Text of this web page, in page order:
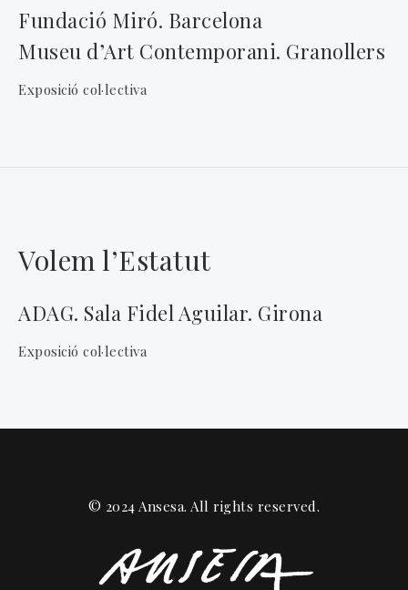
Fundació Miró. Barcelona
Museu d’Art Contemporani. Granollers
Exposició col·lectiva
Volem l’Estatut
ADAG. Sala Fidel Aguilar. Girona
Exposició col·lectiva
© 2024 Ansesa. All rights reserved.